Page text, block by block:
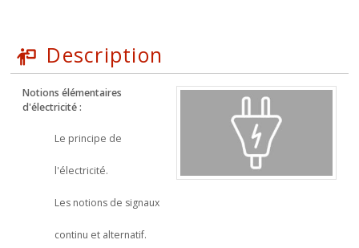
Description
Notions élémentaires
d'électricité :
Le principe de
l'électricité.
Les notions de signaux
continu et alternatif.